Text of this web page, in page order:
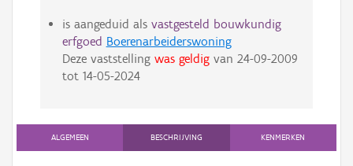
is aangeduid als vastgesteld bouwkundig
erfgoed Boerenarbeiderswoning
Deze vaststelling was geldigvan 24-09-2009
tot 14-05-2024
ALGEMEEN BESCHRIJVING KENMERKEN